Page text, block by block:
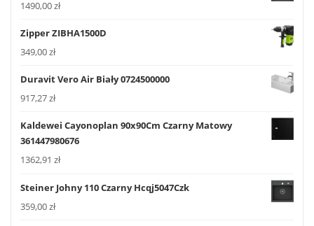
1490,00zł
Zipper ZIBHA1500D
349,00zł
Duravit Vero Air Biały 0724500000
917,27zł
Kaldewei Cayonoplan 90x90Cm Czarny Matowy
361447980676
1362,91 zł
Steiner Johny 110 Czarny Hcqj5047Czk
359,00zł